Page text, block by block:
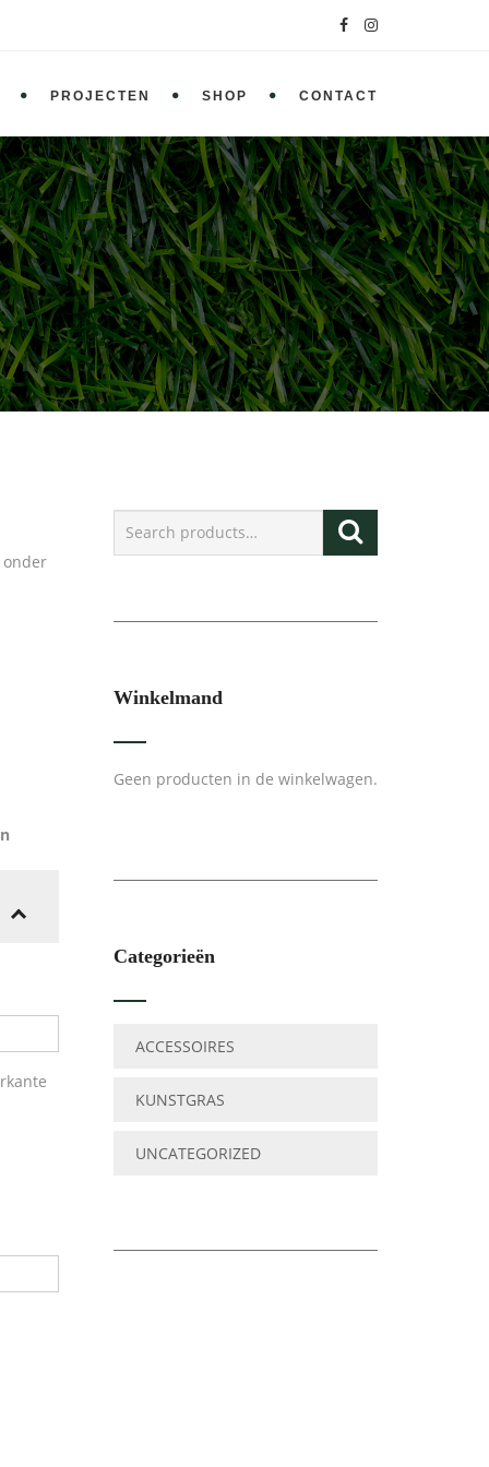
PROJECTEN SHOP CONTACT
onder
Winkelmand
Geen producten in de winkelwagen.
Categorieën
ACCESSOIRES
KUNSTGRAS
UNCATEGORIZED